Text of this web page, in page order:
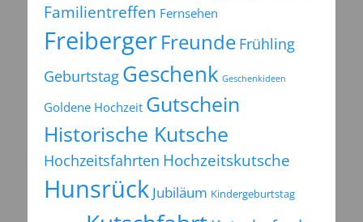
Familientreffen Fernsehen
FreibergerFreunde Frühling
Geburtstag Geschenk Geschenkideen
Goldene Hochzeit Gutschein
Historische Kutsche
Hochzeitsfahrten Hochzeitskutsche
Hunsrück Jubiläum Kindergeburtstag